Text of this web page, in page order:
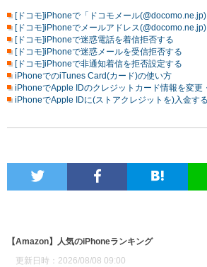
[ドコモ]iPhoneで「ドコモメール
[ドコモ]iPhoneでメールアドレス
[ドコモ]iPhoneで迷惑電話を着信拒否する
[ドコモ]iPhoneで迷惑メールを受信拒否する
[ドコモ]iPhoneで非通知着信を拒否設定する
iPhoneでのiTunes Card(カード)の使い方
iPhoneでApple IDのクレジットカード情報を変更
iPhoneでApple IDに(ストアクレジットを)入金する
【Amazon】人気のiPhoneランキング
更新日時：2026/08/08 09:00